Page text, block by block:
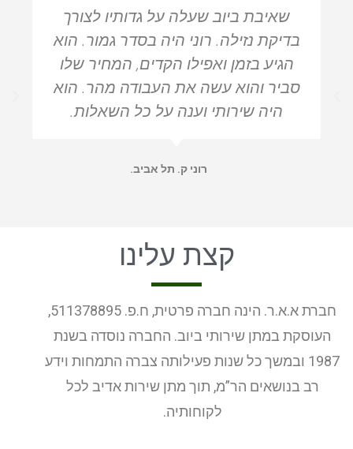
שאיבת ביוב שעלה על גדותיו לצורך
בדיקת נזילה. רוני היה בסדר גמור. הוא
הגיע בזמן ואפילו הקדים, המחיר שלו
סביר והוא עשה את העבודה מהר. הוא
היה שירותי וענה על כל השאלות.
רוני ק. תל אביב.
קצת עלינו
חברת א.א.ר. הינה חברה פרטית, ח.פ. 511378895,
העוסקת במתן שירותי ביוב. החברה נוסדה בשנת
1987 ובמשך כל שנות פעילותה צברה התמחות וידע
רב בנושאים הר”מ, תוך מתן שירות אדיב לכל
לקוחותיה.